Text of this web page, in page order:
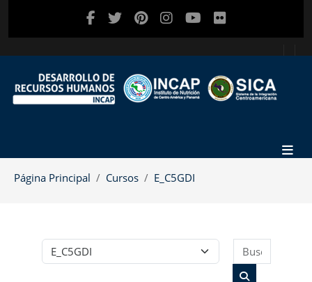
Salta al contenido principal
Página Principal Cursos E_C5GDI
Categorías